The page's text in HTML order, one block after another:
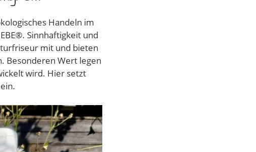
Handeln im
Sinnhaftigkeit und
mit und bieten
Besonderen Wert legen
wird. Hier setzt